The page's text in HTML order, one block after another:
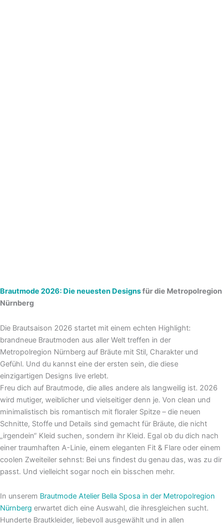
Brautmode 2026: Die neuesten Designsfür die Metropolregion
Nürnberg
Die Brautsaison 2026 startet mit einem echten Highlight:
brandneue Brautmoden aus aller Welt treffen in der
Metropolregion Nürnberg auf Bräute mit Stil, Charakter und
Gefühl. Und du kannst eine der ersten sein, die diese
einzigartigen Designs live erlebt.
Freu dich auf Brautmode, die alles andere als langweilig ist. 2026
wird mutiger, weiblicher und vielseitiger denn je. Von clean und
minimalistisch bis romantisch mit floraler Spitze – die neuen
Schnitte, Stoffe und Details sind gemacht für Bräute, die nicht
„irgendein“ Kleid suchen, sondern ihr Kleid. Egal ob du dich nach
einer traumhaften A-Linie, einem eleganten Fit & Flare oder einem
coolen Zweiteiler sehnst: Bei uns findest du genau das, was zu dir
passt. Und vielleicht sogar noch ein bisschen mehr.
In unserem Brautmode Atelier Bella Sposa in der Metropolregion
Nürnberg erwartet dich eine Auswahl, die ihresgleichen sucht.
Hunderte Brautkleider, liebevoll ausgewählt und in allen